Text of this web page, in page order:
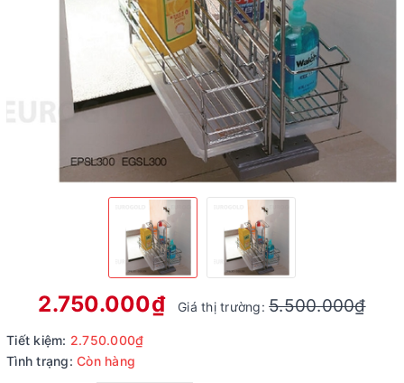
2.750.000₫ Giá thị trường:5.500.000₫
Tiết kiệm: 2.750.000₫
Tình trạng: Còn hàng